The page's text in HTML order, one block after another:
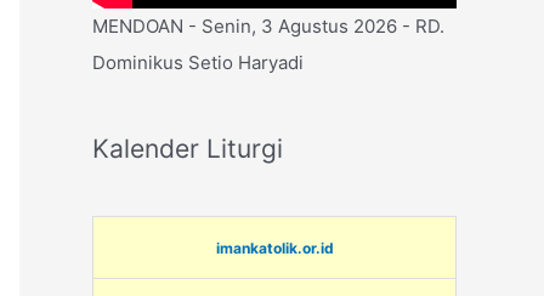
MENDOAN - Senin, 3 Agustus 2026 - RD.
Dominikus Setio Haryadi
Kalender Liturgi
imankatolik.or.id